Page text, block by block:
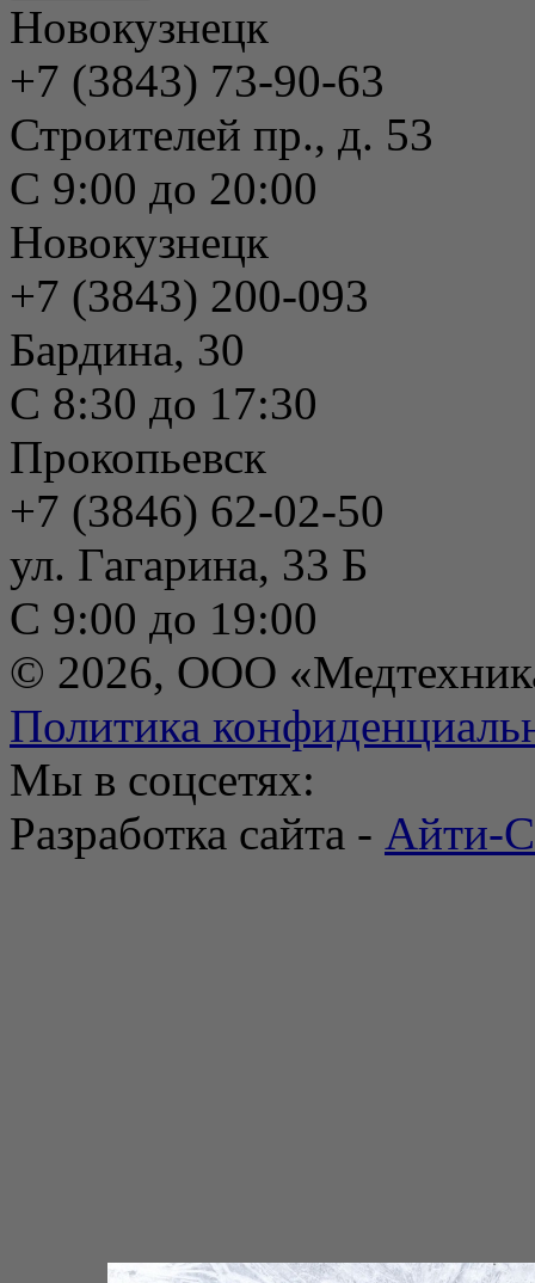
Новокузнецк
+7 (3843) 73-90-63
Строителей пр., д. 53
С 9:00 до 20:00
Новокузнецк
+7 (3843) 200-093
Бардина, 30
С 8:30 до 17:30
Прокопьевск
+7 (3846) 62-02-50
ул. Гагарина, 33 Б
С 9:00 до 19:00
© 2026, ООО
Политика
Мы в соцсетях:
Разработка сайта - Айти-